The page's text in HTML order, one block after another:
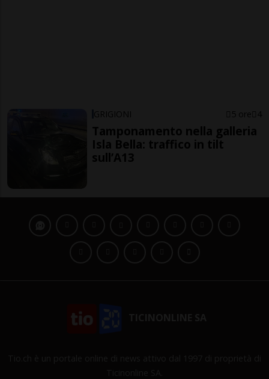
GRIGIONI 5 ore 4
Tamponamento nella galleria
Isla Bella: traffico in tilt
sull’A13